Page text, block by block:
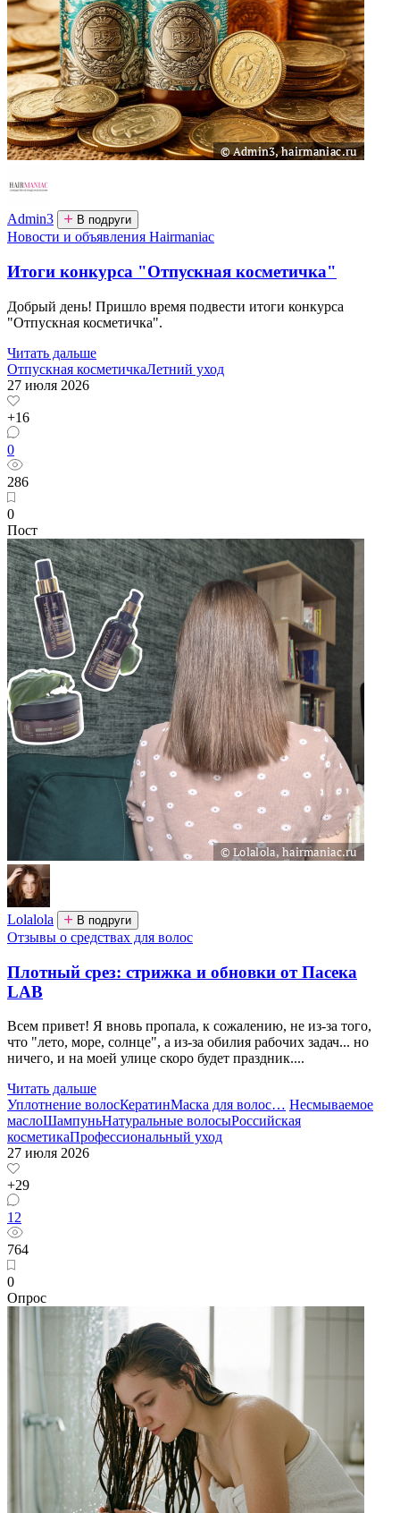
Admin3 В подруги
Новости и объявления Hairmaniac
Итоги конкурса "Отпускная косметичка"
Добрый день! Пришло время подвести итоги конкурса
"Отпускная косметичка".
Читать дальше
Отпускная косметичкаЛетний уход
27 июля 2026
+16
0
286
0
Пост
Lolalola В подруги
Отзывы о средствах для волос
Плотный срез: стрижка и обновки от Пасека
LAB
Всем привет! Я вновь пропала, к сожалению, не из-за того,
что "лето, море, солнце", а из-за обилия рабочих задач... но
ничего, и на моей улице скоро будет праздник....
Читать дальше
Уплотнение волосКератинМаска для волос… Несмываемое
маслоШампуньНатуральные волосыРоссийская
косметикаПрофессиональный уход
27 июля 2026
+29
12
764
0
Опрос